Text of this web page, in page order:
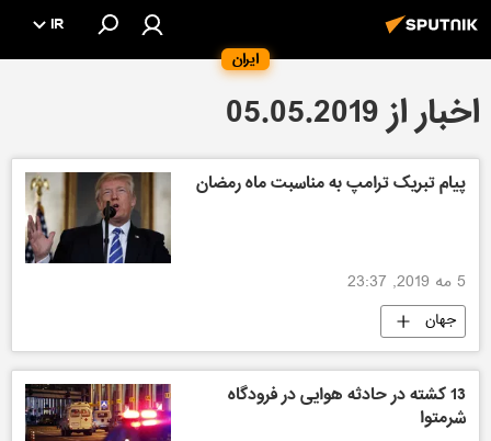
ایران
IR
اخبار از 05.05.2019
پیام تبریک ترامپ به مناسبت ماه رمضان
5 مه 2019, 23:37
جهان
13 کشته در حادثه هوایی در فرودگاه
شرمتوا